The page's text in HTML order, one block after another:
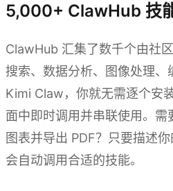
5,000+ ClawHub 技
ClawHub 汇集了数千个由社
搜索、数据分析、图像处理、
Kimi Claw，你就无需逐个安
面中即时调用并串联使用。需
图表并导出 PDF？只要描述
会自动调用合适的技能。